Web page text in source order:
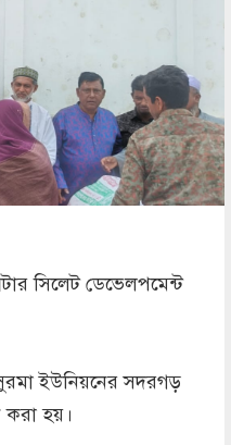
সিলেট ডেভেলপমেন্ট
ইউনিয়নের সদরগড়
করা হয়।